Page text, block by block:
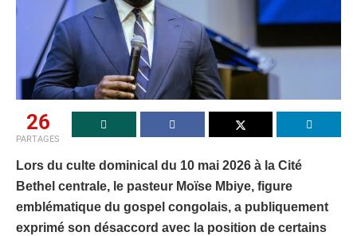
26
PARTAGES
Lors du culte dominical du 10 mai 2026 à la Cité
Bethel centrale, le pasteur Moïse Mbiye, figure
emblématique du gospel congolais, a publiquement
exprimé son désaccord avec la position de certains